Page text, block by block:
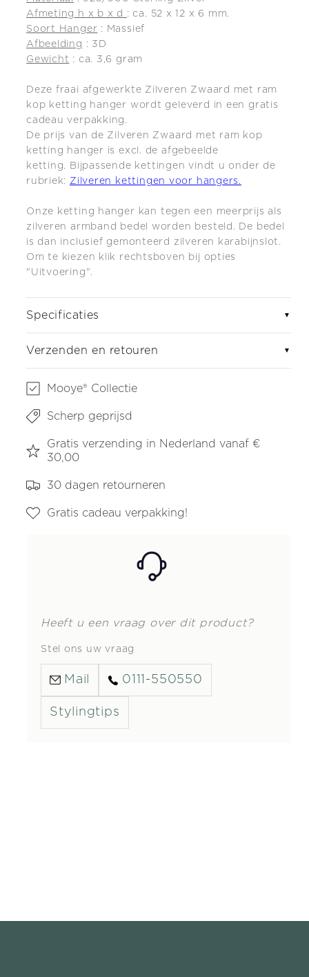
Afmeting h x b x d : ca. 52 x 12 x 6 mm.
Soort Hanger : Massief
Afbeelding : 3D
Gewicht : ca. 3,6 gram
Deze fraai afgewerkte Zilveren Zwaard met ram
kop ketting hanger wordt geleverd in een gratis
cadeau verpakking.
De prijs van de Zilveren Zwaard met ram kop
ketting hanger is excl. de afgebeelde
ketting.
Bijpassende kettingen vindt u onder de
rubriek: Zilveren kettingen voor hangers.
Onze ketting hanger kan tegen een meerprijs als
zilveren armband bedel worden besteld. De bedel
is dan inclusief gemonteerd zilveren karabijnslot.
Om te kiezen klik rechtsboven bij opties
"Uitvoering".
Specificaties ▼
Verzenden en retouren ▼
Mooye® Collectie
Scherp geprijsd
Gratis verzending in Nederland vanaf €
30,00
30 dagen retourneren
Gratis cadeau verpakking!
Heeft u een vraag over dit product?
Stel ons uw vraag
Mail 0111-550550
Stylingtips